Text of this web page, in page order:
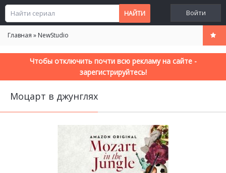
Войти
Главная » NewStudio
Чтобы отключить почти всю рекламу на сайте -
зарегистрируйтесь!
Моцарт в джунглях